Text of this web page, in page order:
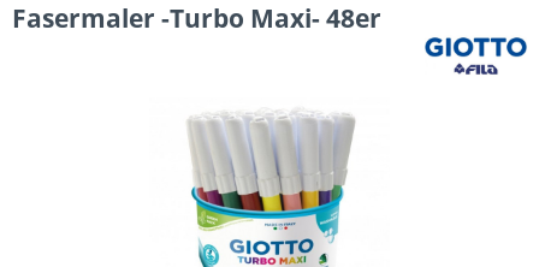
Fasermaler -Turbo Maxi- 48er